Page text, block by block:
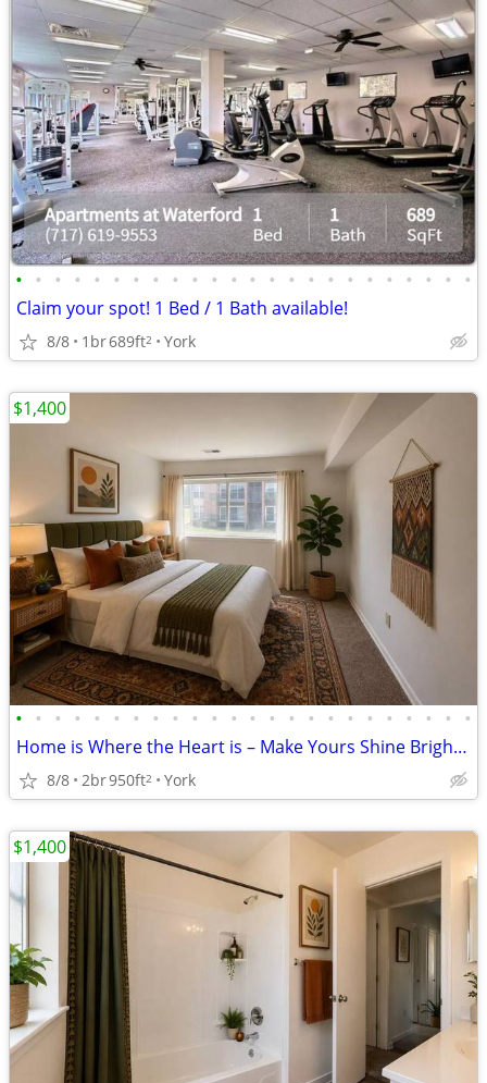
• • • • • • • • • • • • • • • • • • • • • • • •
Claim your spot! 1 Bed / 1 Bath available!
8/8 1br689ft2 York
• • • • • • • • • • • • • • • • • • • • • • • •
Home is Where the Heart is – Make Yours Shine Brightly Here!
8/8 2br950ft2 York
$1,400
$1,400